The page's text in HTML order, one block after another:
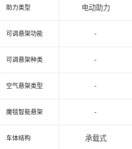
助力类型
可调悬架功能
可调悬架种类
空气悬架类型
魔毯智能悬架
车体结构
电动助力
-
-
-
-
承载式